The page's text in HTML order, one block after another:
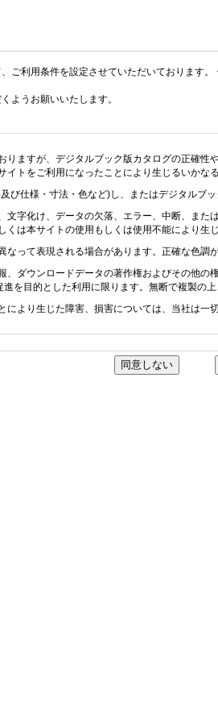
ご利用条件を設定させていただいておりま
ようお願いいたします。
ますが、デジタルブック版カタログの正確
トをご利用になったことにより生じるいかな
び仕様・寸法・色など)し、またはデジタルブ
字化け、データの欠落、エラー、中断、また
は本サイトの使用もしくは使用不能により生
って表現される場合があります。正確な色調
ダウンロードデータの著作権およびその他
を目的とした利用に限ります。無断で複製の
より生じた障害、損害については、当社は一